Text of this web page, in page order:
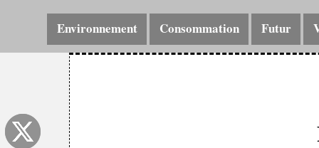
Environnement Consommation Futur